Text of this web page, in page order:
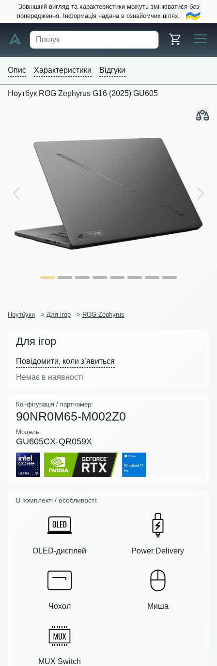
Зовнішній вигляд та характеристики можуть змінюватися без
попередження. Інформація надана в ознайомчих цілях.
Опис Характеристики Відгуки
Ноутбук ROG Zephyrus G16 (2025) GU605
Previous Next
Ноутбуки > Для ігор > ROG Zephyrus
Для ігор
Повідомити, коли з’явиться
Немає в наявності
Конфігурація / партномер:
90NR0M65-M002Z0
Модель:
GU605CX-QR059X
В комплекті / особливості:
OLED-дисплей Power Delivery
Чохол Миша
MUX Switch